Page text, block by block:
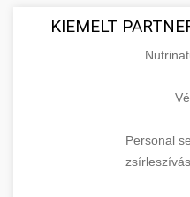
KIEMELT
Personal